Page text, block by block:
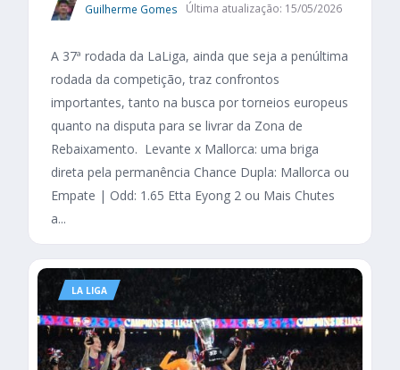
Guilherme Gomes Última atualização: 15/05/2026
A 37ª rodada da LaLiga, ainda que seja a penúltima
rodada da competição, traz confrontos
importantes, tanto na busca por torneios europeus
quanto na disputa para se livrar da Zona de
Rebaixamento. Levante x Mallorca: uma briga
direta pela permanência Chance Dupla: Mallorca ou
Empate | Odd: 1.65 Etta Eyong 2 ou Mais Chutes
a...
LA LIGA